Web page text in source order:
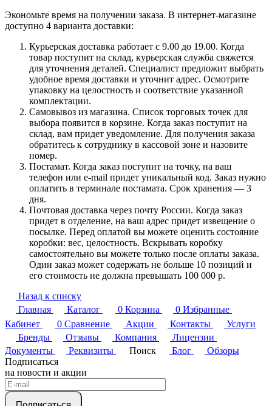
Экономьте время на получении заказа. В интернет-магазине
доступно 4 варианта доставки:
Курьерская доставка работает с 9.00 до 19.00. Когда
товар поступит на склад, курьерская служба свяжется
для уточнения деталей. Специалист предложит выбрать
удобное время доставки и уточнит адрес. Осмотрите
упаковку на целостность и соответствие указанной
комплектации.
Самовывоз из магазина. Список торговых точек для
выбора появится в корзине. Когда заказ поступит на
склад, вам придет уведомление. Для получения заказа
обратитесь к сотруднику в кассовой зоне и назовите
номер.
Постамат. Когда заказ поступит на точку, на ваш
телефон или e-mail придет уникальный код. Заказ нужно
оплатить в терминале постамата. Срок хранения — 3
дня.
Почтовая доставка через почту России. Когда заказ
придет в отделение, на ваш адрес придет извещение о
посылке. Перед оплатой вы можете оценить состояние
коробки: вес, целостность. Вскрывать коробку
самостоятельно вы можете только после оплаты заказа.
Один заказ может содержать не больше 10 позиций и
его стоимость не должна превышать 100 000 р.
Назад к списку
Главная
Каталог 0 Корзина 0 Избранные
Кабинет
0 Сравнение Акции Контакты
Услуги
Бренды
Отзывы Компания
Лицензии
Документы
Реквизиты Поиск Блог
Обзоры
Подписаться
на новости и акции